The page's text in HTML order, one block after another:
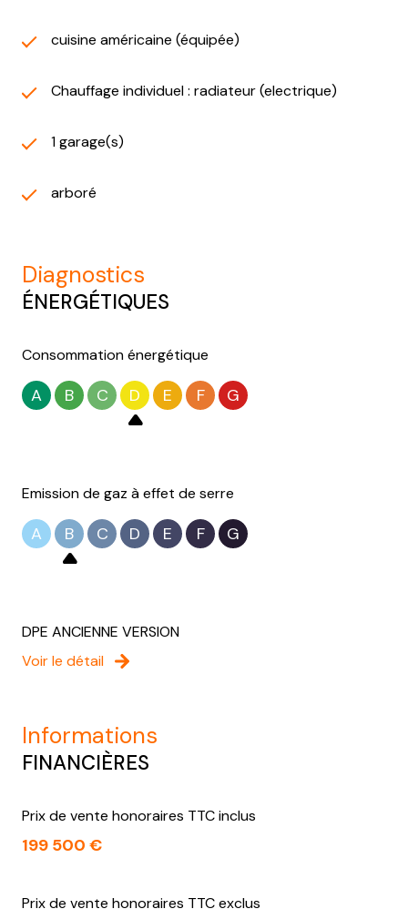
cuisine américaine (équipée)
Chauffage individuel : radiateur (electrique)
1 garage(s)
arboré
diagnostics
ÉNERGÉTIQUES
Consommation énergétique
A B C D E F G
Emission de gaz à effet de serre
A B C D E F G
DPE ANCIENNE VERSION
Voir le détail
informations
FINANCIÈRES
Prix de vente honoraires TTC inclus
199 500 €
Prix de vente honoraires TTC exclus